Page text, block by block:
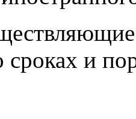
сроках и